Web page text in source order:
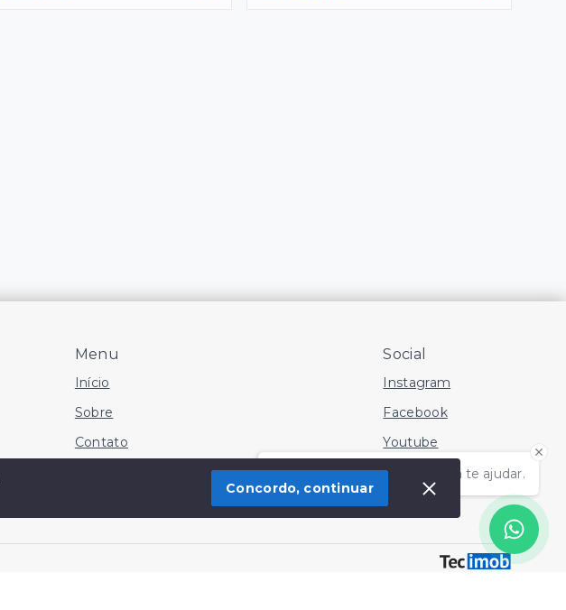
Olá! Estamos disponíveis para te ajudar.
Menu
Início
Sobre
Contato
Social
Instagram
Facebook
Youtube
Concordo, continuar